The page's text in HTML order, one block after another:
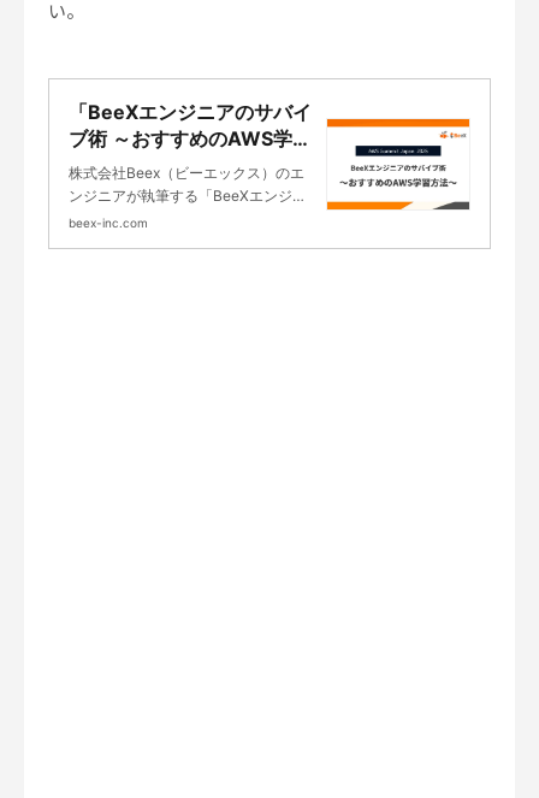
い。
「BeeXエンジニアのサバイ
ブ術 ～おすすめのAWS学習
方法～」というタイトルで
ミニセッションしました｜
基幹システムのクラウド移
行・構築・導入支援のBeeX
株式会社Beex（ビーエックス）のエ
ンジニアが執筆する「BeeXエンジニ
アのサバイブ術 ～おすすめのAWS学
beex-inc.com